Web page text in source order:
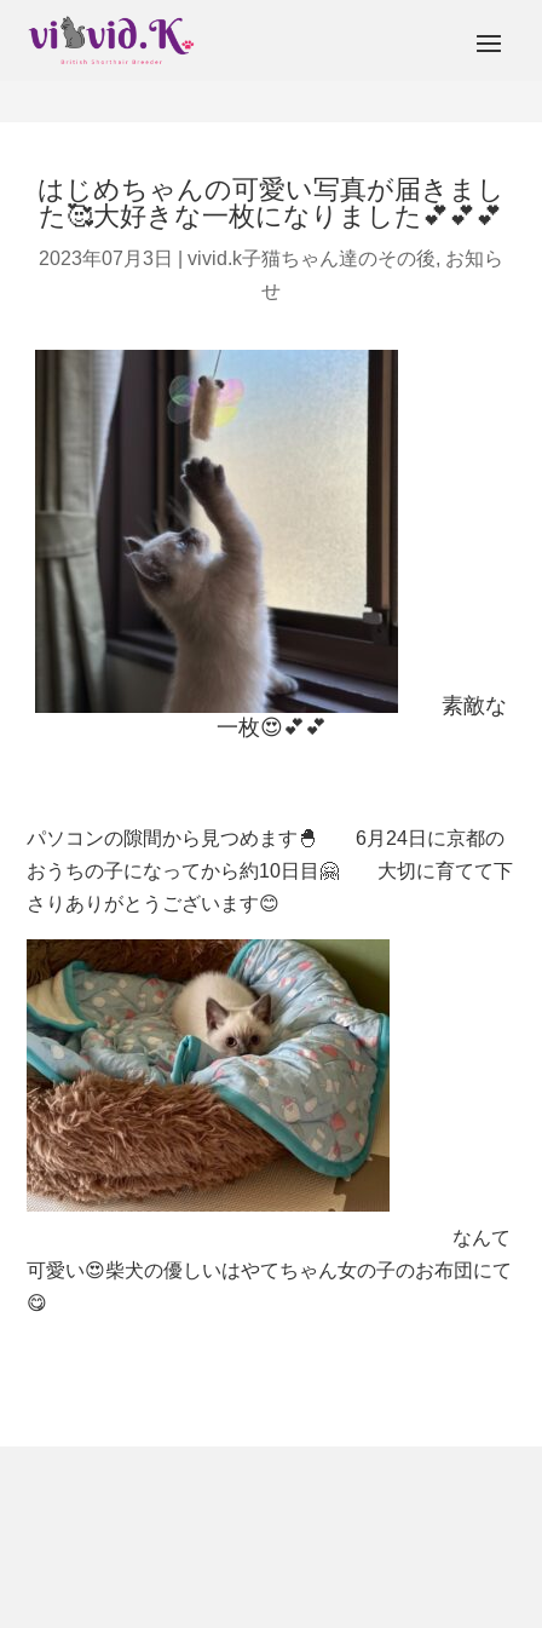
はじめちゃんの可愛い写真が届きまし
た🥰大好きな一枚になりました💕💕💕
2023年07月3日 vivid.k子猫ちゃん達のその後, お知ら
せ
素敵な
一枚😍💕💕
パソコンの隙間から見つめます🐣 6月24日に京都の
おうちの子になってから約10日目🤗 大切に育てて下
さりありがとうございます😊
なんて
可愛い😍柴犬の優しいはやてちゃん女の子のお布団にて
😋